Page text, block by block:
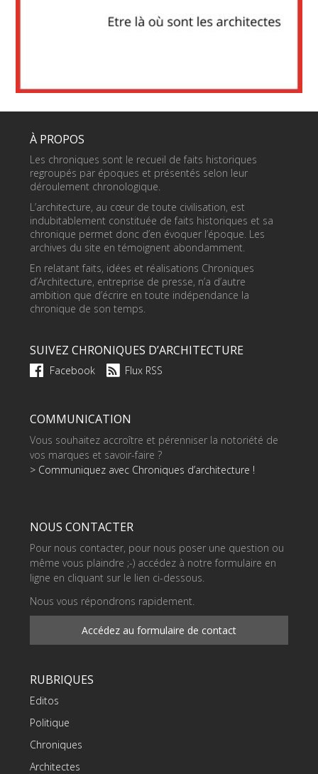
À PROPOS
Les chroniques sont le recueil de faits historiques
regroupés par époques et présentés selon leur
déroulement chronologique.
L’architecture, au cœur de toute civilisation, est
indubitablement constituée de faits historiques et sa
chronique permet donc d’en évoquer l’époque. Les
archives du site en témoignent abondamment.
En relatant faits, idées et réalisations Chroniques
d’Architecture, entreprise de presse, n’a d’autre
ambition que d’écrire en toute indépendance la
chronique de son temps.
SUIVEZ CHRONIQUES D’ARCHITECTURE
Facebook Flux RSS
COMMUNICATION
Vous souhaitez accroître et pérenniser la notoriété de
vos marques et savoir-faire ?
> Communiquez avec Chroniques d’architecture !
NOUS CONTACTER
Pour nous contacter, pour nous poser une question ou
même vous plaindre ;-) accédez à notre formulaire en
ligne en cliquant sur le lien ci-dessous.
Nous vous répondrons rapidement.
Accédez au formulaire de contact
RUBRIQUES
Editos
Politique
Chroniques
Architectes